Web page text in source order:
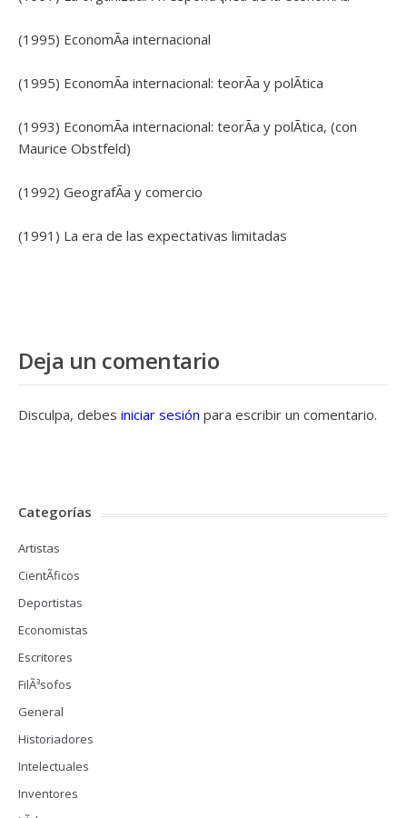
(1995) EconomÃ­a internacional
(1995) EconomÃ­a internacional: teorÃ­a y polÃ­tica
(1993) EconomÃ­a internacional: teorÃ­a y polÃ­tica, (con
Maurice Obstfeld)
(1992) GeografÃ­a y comercio
(1991) La era de las expectativas limitadas
Deja un comentario
Disculpa, debes iniciar sesión para escribir un comentario.
Categorías
Artistas
CientÃ­ficos
Deportistas
Economistas
Escritores
FilÃ³sofos
General
Historiadores
Intelectuales
Inventores